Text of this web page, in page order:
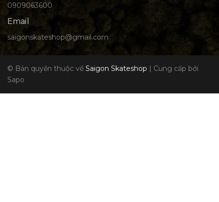
0909063600
Email
saigonskateshop@gmail.com
© Bản quyền thuộc về Saigon Skateshop | Cung cấp bởi
Sapo